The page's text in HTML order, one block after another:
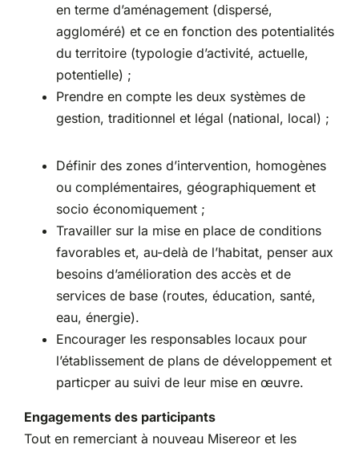
en terme d’aménagement (dispersé,
aggloméré) et ce en fonction des potentialités
du territoire (typologie d’activité, actuelle,
potentielle) ;
Prendre en compte les deux systèmes de
gestion, traditionnel et légal (national, local) ;
Définir des zones d’intervention, homogènes
ou complémentaires, géographiquement et
socio économiquement ;
Travailler sur la mise en place de conditions
favorables et, au-delà de l’habitat, penser aux
besoins d’amélioration des accès et de
services de base (routes, éducation, santé,
eau, énergie).
Encourager les responsables locaux pour
l’établissement de plans de développement et
particper au suivi de leur mise en œuvre.
Engagements des participants
Tout en remerciant à nouveau Misereor et les